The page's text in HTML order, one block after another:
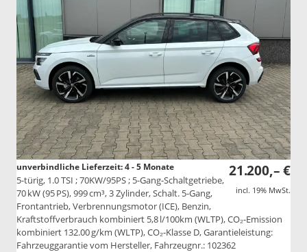
21.200,– €
incl. 19% MwSt.
unverbindliche Lieferzeit: 4 - 5 Monate
5-türig, 1.0 TSI ; 70KW/95PS ; 5-Gang-Schaltgetriebe,
70 kW (95 PS), 999 cm³, 3 Zylinder, Schalt. 5-Gang,
Frontantrieb, Verbrennungsmotor (ICE), Benzin,
Kraftstoffverbrauch kombiniert 5,8 l/100km (WLTP), CO₂-Emission
kombiniert 132.00 g/km (WLTP), CO₂-Klasse D, Garantieleistung:
Fahrzeuggarantie vom Hersteller, Fahrzeugnr.: 102362